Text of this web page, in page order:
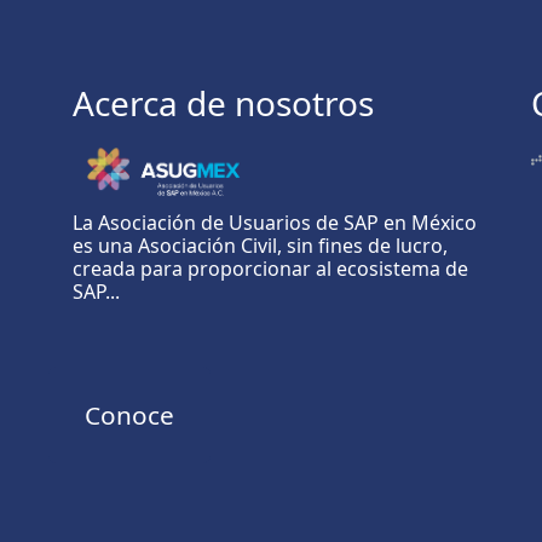
Acerca de nosotros
La Asociación de Usuarios de SAP en México
es una Asociación Civil, sin fines de lucro,
creada para proporcionar al ecosistema de
SAP...
Conoce